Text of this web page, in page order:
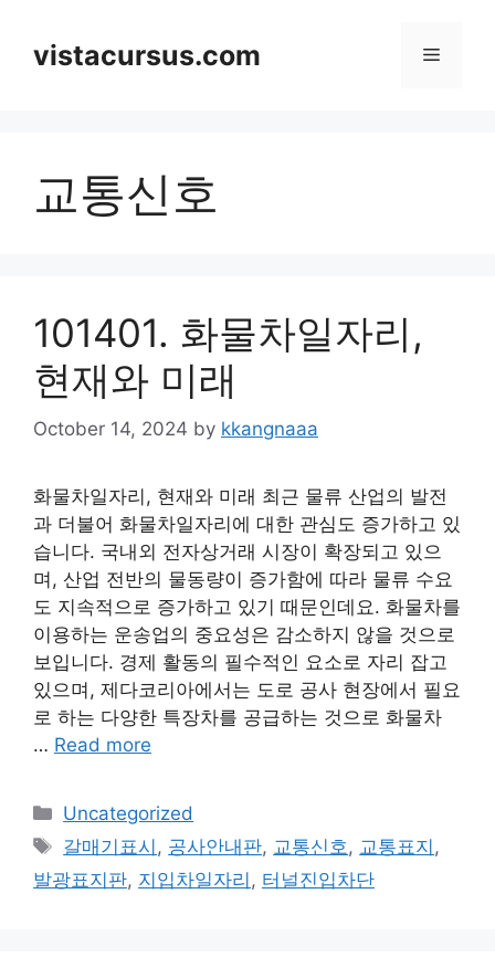
contentvistacursus.com Menu
교통신호
101401. 화물차일자리,
현재와 미래
October 14, 2024 by kkangnaaa
화물차일자리, 현재와 미래 최근 물류 산업의 발전
과 더불어 화물차일자리에 대한 관심도 증가하고 있
습니다. 국내외 전자상거래 시장이 확장되고 있으
며, 산업 전반의 물동량이 증가함에 따라 물류 수요
도 지속적으로 증가하고 있기 때문인데요. 화물차를
이용하는 운송업의 중요성은 감소하지 않을 것으로
보입니다. 경제 활동의 필수적인 요소로 자리 잡고
있으며, 제다코리아에서는 도로 공사 현장에서 필요
로 하는 다양한 특장차를 공급하는 것으로 화물차
… Read more
Categories
Uncategorized
Tags
갈매기표시 , 공사안내판, 교통신호 , 교통표지 ,
발광표지판, 지입차일자리 , 터널진입차단